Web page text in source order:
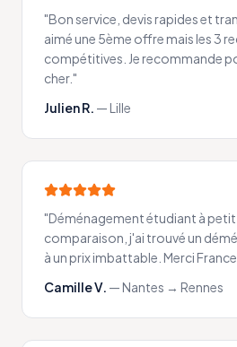
"Bon service, devis rapides et
aimé une 5ème offre mais les 3
compétitives. Je recommande
cher."
Julien R. —Lille
"Déménagement étudiant à
comparaison, j'ai trouvé un
à un prix imbattable. Merci
Camille V. —Nantes → Rennes